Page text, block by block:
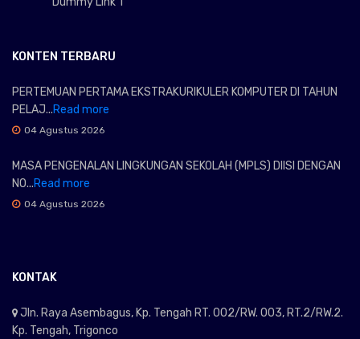
KONTEN TERBARU
PERTEMUAN PERTAMA EKSTRAKURIKULER KOMPUTER DI TAHUN
PELAJ...Read more
04 Agustus 2026
MASA PENGENALAN LINGKUNGAN SEKOLAH (MPLS) DIISI DENGAN
NO...Read more
04 Agustus 2026
KONTAK
Jln. Raya Asembagus, Kp. Tengah RT. 002/RW. 003, RT.2/RW.2.
Kp. Tengah, Trigonco